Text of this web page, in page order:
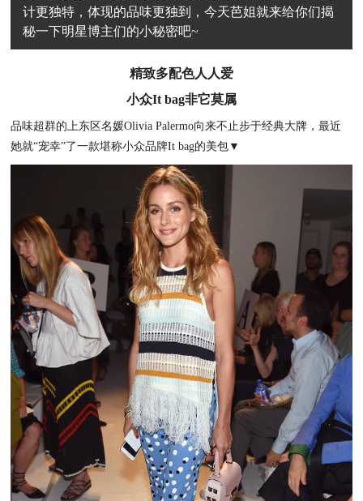
计更独特，体现的品味更独到，今天芭姐就来给你们揭
秘一下明星博主们的小秘密吧~
精致多配色人人爱
小众It bag非它莫属
品味超群的上东区名媛Olivia Palermo向来不止步于经典大牌，最近
她就“宠幸”了一款堪称小众品牌It bag的美包▼